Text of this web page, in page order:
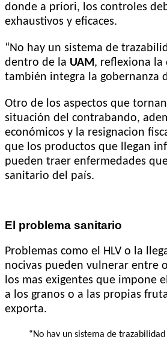
donde a priori, los controles
exhaustivos y eficaces.
“No hay un sistema de
dentro de la UAM , reflexiona la
también integra la gobernanza
Otro de los aspectos que
situación del contrabando,
económicos y la resignacion
que los productos que llegan
pueden traer enfermedades
sanitario del país.
El problema sanitario
Problemas como el HLV o la
nocivas pueden vulnerar entre
los mas exigentes que impone
a los granos o a las propias
exporta.
“No hay un sistema de